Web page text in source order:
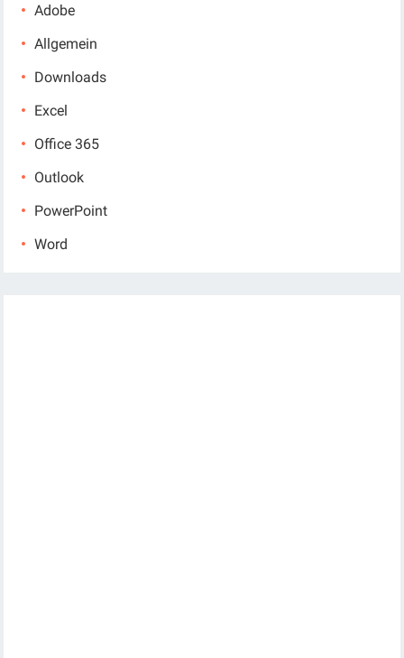
Adobe
Allgemein
Downloads
Excel
Office 365
Outlook
PowerPoint
Word